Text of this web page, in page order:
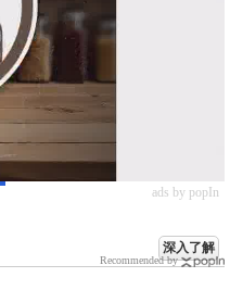
ads by popIn
深入了解
Recommended by